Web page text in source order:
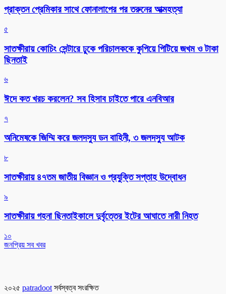
প্রাক্তন প্রেমিকার সাথে ফোনালাপের পর তরুনের আত্মহত্যা
৫
সাতক্ষীরায় কোচিং সেন্টারে ঢুকে পরিচালককে কুপিয়ে পিটিয়ে জখম ও টাকা
ছিনতাই
৬
ঈদে কত খরচ করলেন? সব হিসাব চাইতে পারে এনবিআর
৭
অনিমেষকে জিম্মি করে জলদস্যু ডন বাহিনী, ৩ জলদস্যু আটক
৮
সাতক্ষীরায় ৪৭তম জাতীয় বিজ্ঞান ও প্রযুক্তি সপ্তাহ উদ্বোধন
৯
সাতক্ষীরায় গহনা ছিনতাইকালে দুর্বৃত্তের ইটের আঘাতে নারী নিহত
১০
জনপ্রিয় সব খবর
২০২৫ patradoot সর্বস্বত্ব সংরক্ষিত